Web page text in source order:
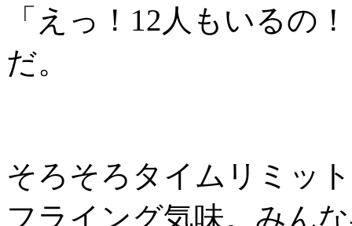
「えっ！12人もいるの
だ。
そろそろタイムリミッ
フライング気味。みん